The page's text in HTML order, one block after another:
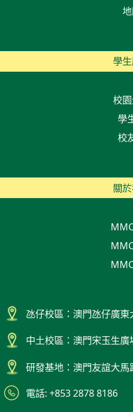
學
校
學
校
關
氹仔校區：澳門氹仔廣
中土校區：澳門宋玉生
研發基地：澳門友誼大馬
電話: +853 2878 8186